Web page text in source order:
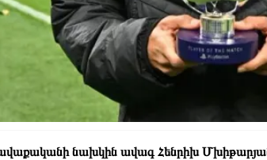
նախկին ավագ Հենրիխ